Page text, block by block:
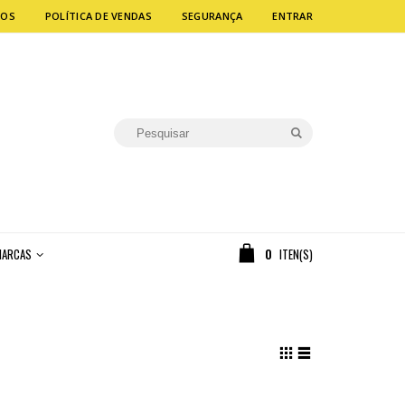
POLÍTICA DE VENDAS SEGURANÇA ENTRAR
0 ITEN(S)